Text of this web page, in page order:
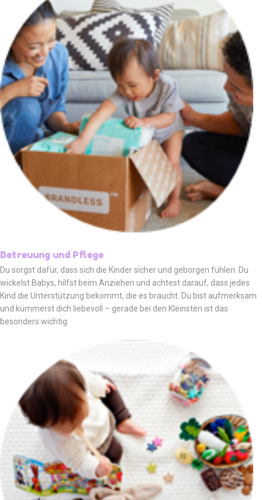
Betreuung und Pflege
Du sorgst dafür, dass sich die Kinder sicher und geborgen fühlen. Du
wickelst Babys, hilfst beim Anziehen und achtest darauf, dass jedes
Kind die Unterstützung bekommt, die es braucht. Du bist aufmerksam
und kümmerst dich liebevoll – gerade bei den Kleinsten ist das
besonders wichtig.